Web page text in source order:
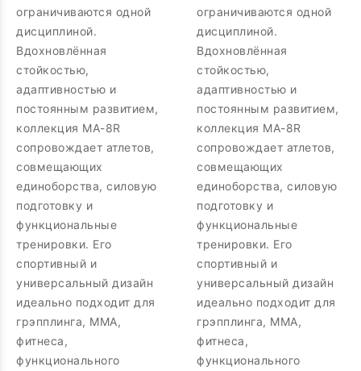
ограничиваются одной
дисциплиной.
Вдохновлённая
стойкостью,
адаптивностью и
постоянным развитием,
коллекция MA-8R
сопровождает атлетов,
совмещающих
единоборства, силовую
подготовку и
функциональные
тренировки. Его
спортивный и
универсальный дизайн
идеально подходит для
грэпплинга, MMA,
фитнеса,
функционального
ограничиваются одной
дисциплиной.
Вдохновлённая
стойкостью,
адаптивностью и
постоянным развитием,
коллекция MA-8R
сопровождает атлетов,
совмещающих
единоборства, силовую
подготовку и
функциональные
тренировки. Его
спортивный и
универсальный дизайн
идеально подходит для
грэпплинга, MMA,
фитнеса,
функционального